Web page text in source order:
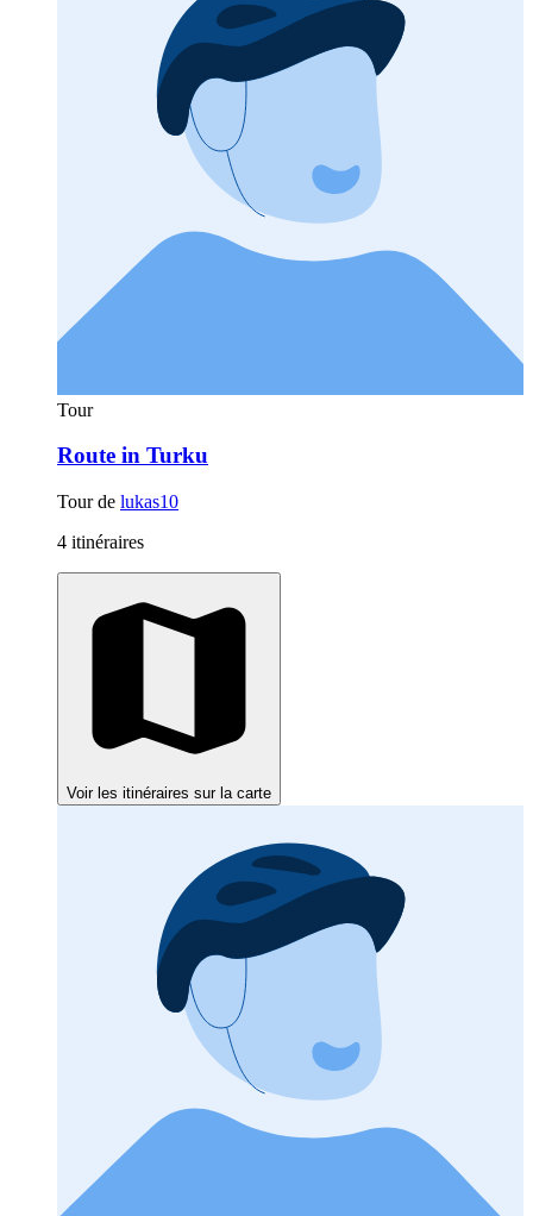
Tour
Route in Turku
Tour de lukas10
4 itinéraires
Voir les itinéraires sur la carte